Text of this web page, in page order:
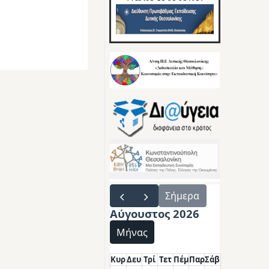
Σήμερα
Αύγουστος 2026
Μήνας
ΚυρΔευ Τρί Τετ ΠέμΠαρΣάβ